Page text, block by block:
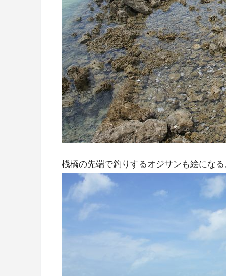
桟橋の先端で釣りするオジサンも絵にな